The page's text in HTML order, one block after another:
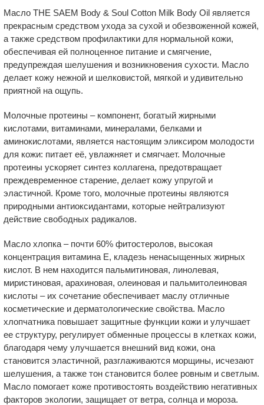
Масло THE SAEM Body & Soul Cotton Milk Body Oil является
прекрасным средством ухода за сухой и обезвоженной кожей,
а также средством профилактики для нормальной кожи,
обеспечивая ей полноценное питание и смягчение,
предупреждая шелушения и возникновения сухости. Масло
делает кожу нежной и шелковистой, мягкой и удивительно
приятной на ощупь.
Молочные протеины – компонент, богатый жирными
кислотами, витаминами, минералами, белками и
аминокислотами, является настоящим эликсиром молодости
для кожи: питает её, увлажняет и смягчает. Молочные
протеины ускоряет синтез коллагена, предотвращает
преждевременное старение, делает кожу упругой и
эластичной. Кроме того, молочные протеины являются
природными антиоксидантами, которые нейтрализуют
действие свободных радикалов.
Масло хлопка – почти 60% фитостеролов, высокая
концентрация витамина Е, кладезь ненасыщенных жирных
кислот. В нем находится пальмитиновая, линолевая,
миристиновая, арахиновая, олеиновая и пальмитолеиновая
кислоты – их сочетание обеспечивает маслу отличные
косметические и дерматологические свойства. Масло
хлопчатника повышает защитные функции кожи и улучшает
ее структуру, регулирует обменные процессы в клетках кожи,
благодаря чему улучшается внешний вид кожи, она
становится эластичной, разглаживаются морщины, исчезают
шелушения, а также тон становится более ровным и светлым.
Масло помогает коже противостоять воздействию негативных
факторов экологии, защищает от ветра, солнца и мороза.